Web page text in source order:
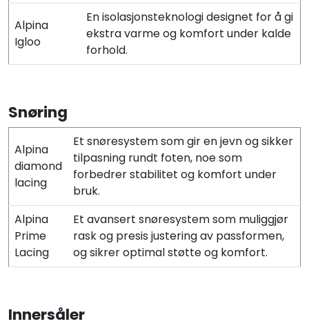
Alpina
Igloo
En isolasjonsteknologi designet for å gi
ekstra varme og komfort under kalde
forhold.
Snøring
Alpina
diamond
lacing
Et snøresystem som gir en jevn og sikker
tilpasning rundt foten, noe som
forbedrer stabilitet og komfort under
bruk.
Alpina
Prime
Lacing
Et avansert snøresystem som muliggjør
rask og presis justering av passformen,
og sikrer optimal støtte og komfort.
Innersåler